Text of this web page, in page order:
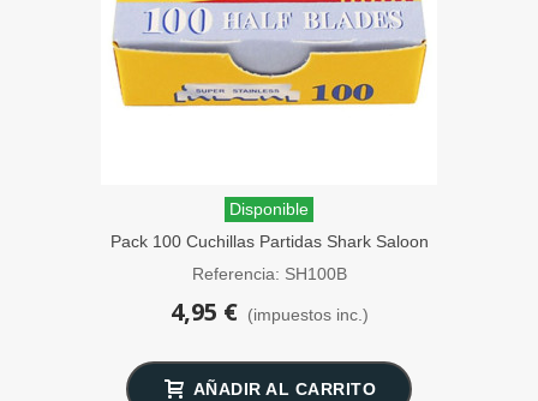
Disponible
Pack 100 Cuchillas Partidas Shark Saloon
Referencia: SH100B
4,95 € (impuestos inc.)
AÑADIR AL CARRITO